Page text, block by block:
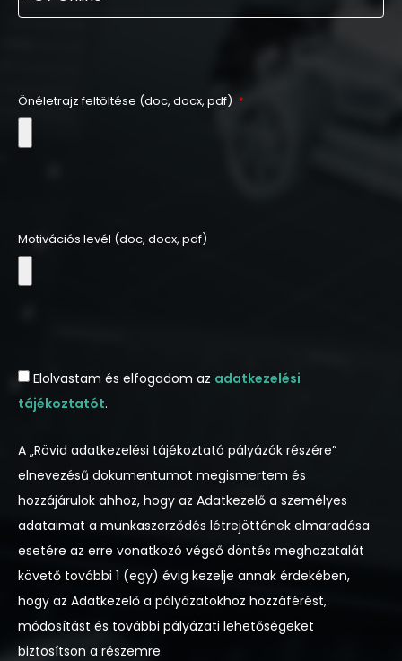
Önéletrajz feltöltése (doc, docx, pdf)
Motivációs levél (doc, docx, pdf)
Elolvastam és elfogadom az adatkezelési
tájékoztatót.
A „Rövid adatkezelési tájékoztató pályázók részére”
elnevezésű dokumentumot megismertem és
hozzájárulok ahhoz, hogy az Adatkezelő a személyes
adataimat a munkaszerződés létrejöttének elmaradása
esetére az erre vonatkozó végső döntés meghozatalát
követő további 1 (egy) évig kezelje annak érdekében,
hogy az Adatkezelő a pályázatokhoz hozzáférést,
módosítást és további pályázati lehetőségeket
biztosítson a részemre.